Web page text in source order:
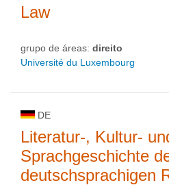
Law
grupo de áreas: direito
Université du Luxembourg
DE
Literatur-, Kultur-
Sprachgeschichte
deutschsprachigen